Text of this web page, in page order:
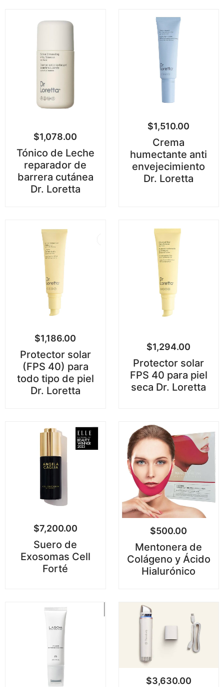
$1,078.00
Tónico de Leche
reparador de
barrera cutánea
Dr. Loretta
$1,510.00
Crema
humectante anti
envejecimiento
Dr. Loretta
$1,186.00
Protector solar
(FPS 40) para
todo tipo de piel
Dr. Loretta
$1,294.00
Protector solar
FPS 40 para piel
seca Dr. Loretta
$7,200.00
Suero de
Exosomas Cell
Forté
$500.00
Mentonera de
Colágeno y Ácido
Hialurónico
$3,630.00